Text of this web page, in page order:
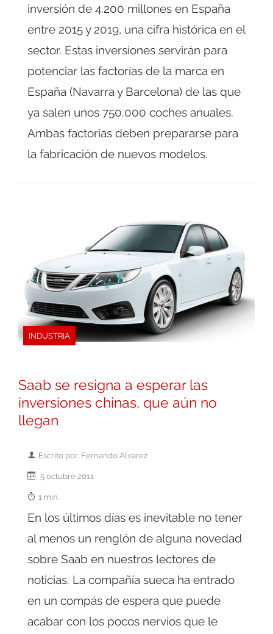
inversión de 4.200 millones en España
entre 2015 y 2019, una cifra histórica en el
sector. Estas inversiones servirán para
potenciar las factorías de la marca en
España (Navarra y Barcelona) de las que
ya salen unos 750.000 coches anuales.
Ambas factorías deben prepararse para
la fabricación de nuevos modelos.
INDUSTRIA
Saab se resigna a esperar las
inversiones chinas, que aún no
llegan
Escrito por: Fernando Alvarez
5 octubre 2011
1 min.
En los últimos días es inevitable no tener
al menos un renglón de alguna novedad
sobre Saab en nuestros lectores de
noticias. La compañía sueca ha entrado
en un compás de espera que puede
acabar con los pocos nervios que le